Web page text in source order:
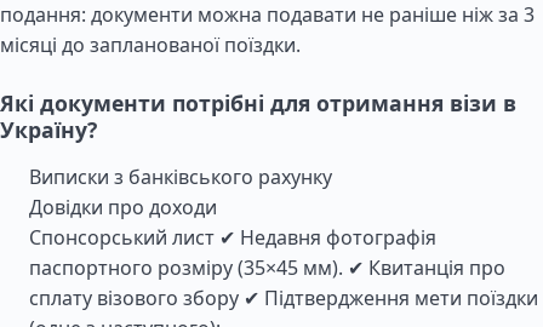
подання: документи можна подавати не раніше ніж за 3
місяці до запланованої поїздки.
Які документи потрібні для отримання візи в
Україну?
Виписки з банківського рахунку
Довідки про доходи
Спонсорський лист ✔ Недавня фотографія
паспортного розміру (35×45 мм). ✔ Квитанція про
сплату візового збору ✔ Підтвердження мети поїздки